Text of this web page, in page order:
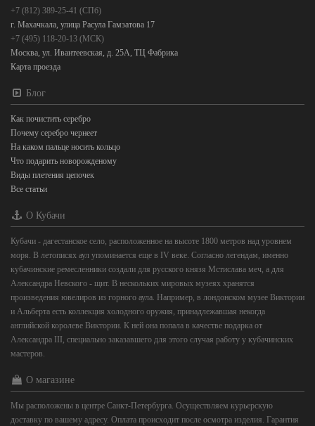
+7 (812) 389-25-41 (СПб)
г. Махачкала, улица Расула Гамзатова 17
+7 (495) 118-20-13 (МСК)
Москва, ул. Ивантеевская, д. 25А, ТЦ Фабрика
Карта проезда
Блог
Как почистить серебро
Почему серебро чернеет
На каком пальце носить кольцо
Что подарить новорожденому
Виды плетения цепочек
Все статьи
О Кубачи
Кубачи - дагестанское село, расположенное на высоте 1800 метров над уровнем
моря. В летописях аул упоминается еще в IV веке. Согласно легендам, именно
кубачинские ремесленники создали для русского князя Мстислава меч, а для
Александра Невского - щит. В нескольких мировых музеях хранятся
произведения ювелиров из горного аула. Например, в лондонском музее Виктории
и Альберта есть коллекция холодного оружия, принадлежавшая некогда
английской королеве Виктории. К ней она попала в качестве подарка от
Александра III, специально заказавшего для этого случая работу у кубачинских
мастеров.
О магазине
Мы расположены в центре Санкт-Петербурга. Осуществляем курьерскую
доставку по вашему адресу. Оплата происходит после осмотра изделия. Гарантия